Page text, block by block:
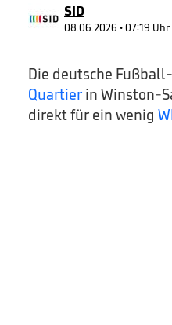
SID
08.06.2026 • 07:19 Uhr
Die deutsche
Quartier in Winston-
direkt für ein wenig